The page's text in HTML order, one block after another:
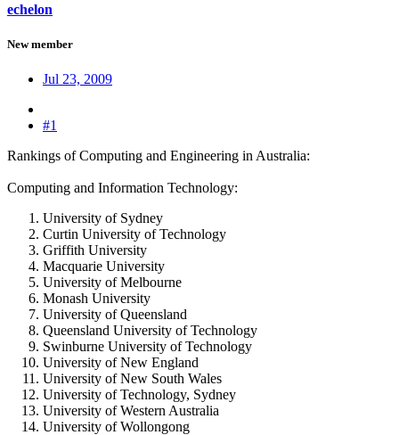
echelon
New member
Jul 23, 2009
#1
Rankings of Computing and Engineering in Australia:
Computing and Information Technology:
University of Sydney
Curtin University of Technology
Griffith University
Macquarie University
University of Melbourne
Monash University
University of Queensland
Queensland University of Technology
Swinburne University of Technology
University of New England
University of New South Wales
University of Technology, Sydney
University of Western Australia
University of Wollongong